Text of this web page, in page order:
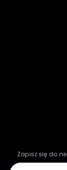
Zapisz się do